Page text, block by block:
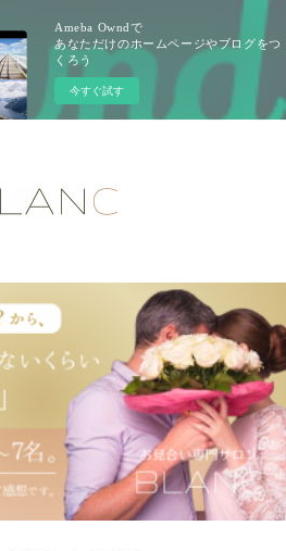
Ameba Owndで
あなただけのホームページやブログをつ
くろう
今すぐ試す